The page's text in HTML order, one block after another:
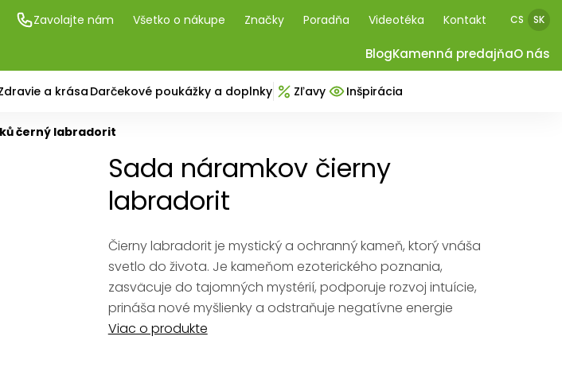
Zavolajte nám Všetko o nákupe Značky Poradňa Videotéka Kontakt CS SK
BlogKamenná predajňaO nás
a krása Darčekové poukážky a doplnky Zľavy Inšpirácia
černý labradorit
Sada náramkov čierny
labradorit
Čierny labradorit je mystický a ochranný kameň, ktorý vnáša
svetlo do života. Je kameňom ezoterického poznania,
zasväcuje do tajomných mystérií, podporuje rozvoj intuície,
prináša nové myšlienky a odstraňuje negatívne energie
Viac o produkte